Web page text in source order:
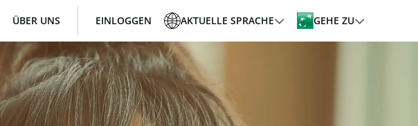
ÜBER UNS EINLOGGEN AKTUELLE SPRACHE GEHE ZU